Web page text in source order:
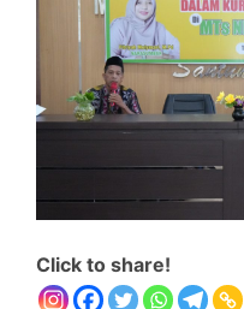
Click to share!